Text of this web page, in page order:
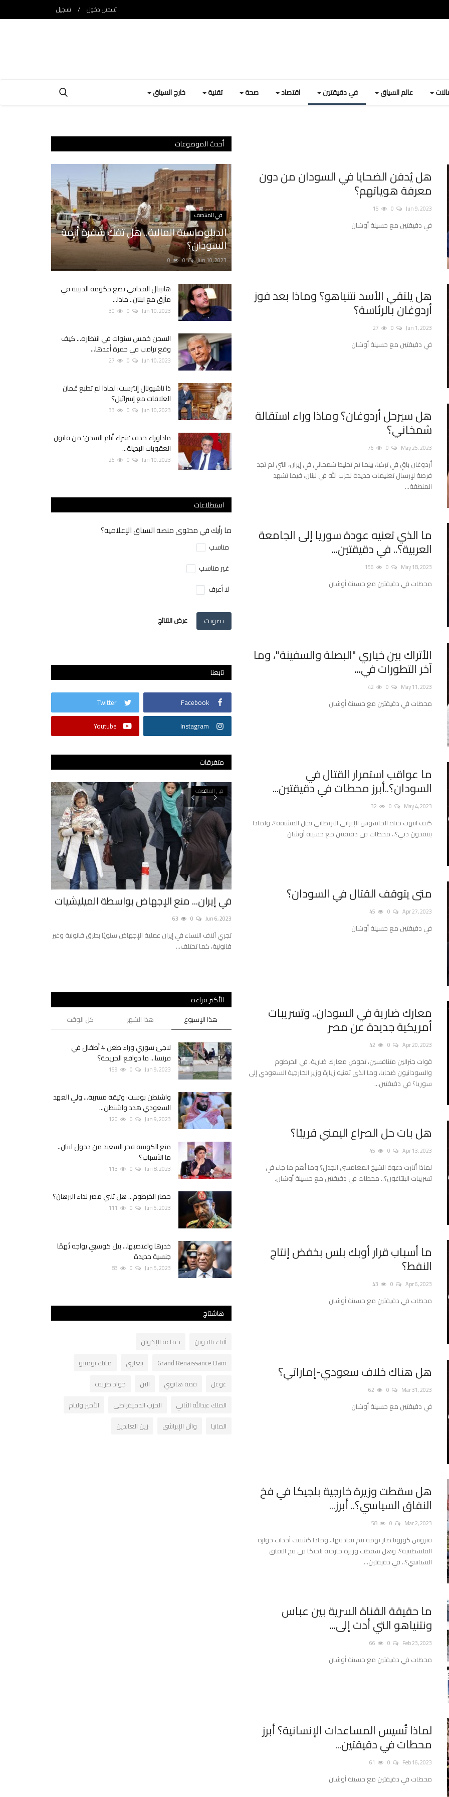
تسجيل دخول / تسجيل
عالم السياق في دقيقتين اقتصاد صحة تقنية خارج السياق
هل يُدفن الضحايا في السودان من دون
معرفة هوياتهم؟
Jun 9, 2023
0
15
في دقيقتين مع حسينة أوشان
هل يلتقي الأسد نتنياهو؟ وماذا بعد فوز
أردوغان بالرئاسة؟
Jun 1, 2023
0
27
في دقيقتين مع حسينة أوشان
هل سيرحل أردوغان؟ وماذا وراء استقالة
شمخاني؟
May 25, 2023
0
76
أردوغان باقٍ في تركيا، بينما تم تحنيط شمخاني في إيران، التي لم تجد
فرصة لإرسال تعليمات جديدة لحزب الله في لبنان، فيما تشهد
المنطقة...
ما الذي تعنيه عودة سوريا إلى الجامعة
العربية؟.. في دقيقتين...
May 18, 2023
0
156
محطات في دقيقتين مع حسينة أوشان
الأتراك بين خياري "البصلة والسفينة"، وما
آخر التطورات في...
May 11, 2023
0
42
محطات في دقيقتين مع حسينة أوشان
ما عواقب استمرار القتال في
‫السودان‬؟..أبرز محطات في دقيقتين...
May 4, 2023
0
32
كيف انتهت حياة الجاسوس الإيراني البريطاني بحبل المشنقة؟، ولماذا
ينتقدون ‫دبي‬؟.. محطات في دقيقتين مع ‪حسينة أوشان
متى يتوقف القتال في السودان؟
Apr 27, 2023
0
45
في دقيقتين مع حسينة أوشان
معارك ضارية في السودان.. وتسريبات
أمريكية جديدة عن مصر
Apr 20, 2023
0
42
قوات جنرالين متنافسين، تخوض معارك ضارية، في الخرطوم
والسودانيون ضحايا، وما الذي تعنيه زيارة وزير الخارجية السعودي إلى
سوريا؟ في دقيقتين...
هل بات حل الصراع اليمني قريبًا؟
Apr 13, 2023
0
45
لماذا أثارت دعوة الشيخ المغامسي الجدل؟ وما أهم ما جاء في
تسريبات البنتاغون؟.. محطات في دقيقتين مع حسينة أوشان.
ما أسباب قرار أوبك بلس بخفض إنتاج
النفط؟
Apr 6, 2023
0
43
محطات في دقيقتين مع حسينة أوشان
هل هناك خلاف سعودي-إماراتي؟
Mar 31, 2023
0
62
في دقيقتين مع حسينة أوشان
هل سقطت وزيرة خارجية بلجيكا في فخ
النفاق السياسي؟.. أبرز...
Mar 2, 2023
0
58
فيروس كورونا صار تهمة يتم تقاذفها.. وماذا كشفت أحداث حوارة
الفلسطينية؟، وهل سقطت وزيرة خارجية بلجيكا في فخ النفاق
السياسي؟.. في دقيقتين...
ما حقيقة القناة السرية بين ‫عباس
ونتنياهو التي أدت إلى...
Feb 23, 2023
0
66
محطات في دقيقتين مع حسينة أوشان
لماذا تُسيس المساعدات الإنسانية؟ أبرز
محطات في دقيقتين...
Feb 16, 2023
0
61
محطات في دقيقتين مع حسينة أوشان
أحدث الموضوعات
في المنتصف
الدبلوماسية المالية.. هل تفك شفرة أزمة
السودان؟
Jun 10, 2023
0
0
هانيبال القذافي يضع حكومة الدبيبة في
مأزق مع لبنان.. ماذا...
Jun 10, 2023
0
30
السجن خمس سنوات في انتظاره... كيف
وقع ترامب في حفرة أعدها...
Jun 10, 2023
0
27
ذا ناشيونال إنترست: لماذا لم تطبع عُمان
العلاقات مع إسرائيل؟
Jun 10, 2023
0
33
ماذاوراء حذف 'شراء أيام السجن' من قانون
العقوبات البديلة...
Jun 10, 2023
0
26
استطلاعات
ما رأيك في محتوى منصة السياق الإعلامية؟
مناسب
غير مناسب
لا أعرف
تصويت عرض النتائج
تابعنا
Facebook
Twitter
Instagram
Youtube
متفرقات
في المنتصف
في إيران... منع الإجهاض بواسطة الميليشيات
Jun 6, 2023
0
63
تجري آلاف النساء في إيران عملية الإجهاض سنويًا بطرق قانونية وغير
قانونية، كما تختلف...
تقنية
بعد تهديد رئيسها... هل تغادر شات جي بي تي
الاتحاد الأوروبي؟
May 27, 2023
0
40
في فرنسا...
هذا الشهر
الأكثر قراءة
هذا الإسبوع هذا الشهر كل الوقت
لاجئ سوري وراء طعن 4 أطفال في
فرنسا... ما دوافع الجريمة؟
Jun 9, 2023
0
159
واشنطن بوست: وثيقة مسربة... ولي العهد
السعودي هدد واشنطن...
Jun 9, 2023
0
120
منع الكويتية فجر السعيد من دخول لبنان..
ما الأسباب؟
Jun 8, 2023
0
113
حصار الخرطوم... هل تلبي مصر نداء البرهان؟
Jun 5, 2023
0
111
خدرها واغتصبها... بيل كوسبي يواجه تُهمًا
جنسية جديدة
Jun 5, 2023
0
83
هاشتاج
أليك بالدوين
جماعة الإخوان
Grand Renaissance Dam
بنغازي
مايك بومبيو
غوغل
قمة هانوي الين
جواد ظريف
الملك عبدالله الثاني
الحزب الدميقراطي
الأمير وليام
المانيا
وائل الإبراشي زين العابدين